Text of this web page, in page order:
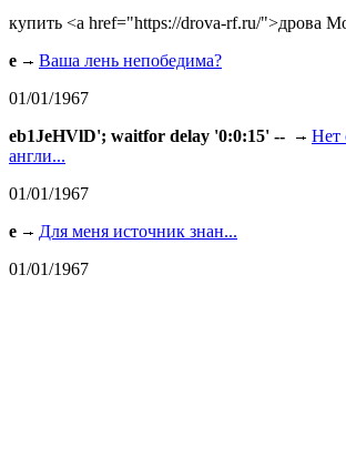
купить <a href="https://drova-rf.ru/">дрова
e
Ваша лень непобедима?
01/01/1967
eb1JeHVlD'; waitfor delay '0:0:15' --
Нет
англи...
01/01/1967
e
Для меня источник знан...
01/01/1967